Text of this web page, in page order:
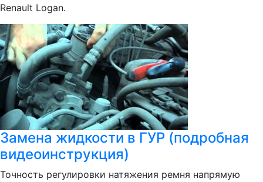
Renault Logan.
Замена жидкости в ГУР (подробная
видеоинструкция)
Точность регулировки натяжения ремня напрямую